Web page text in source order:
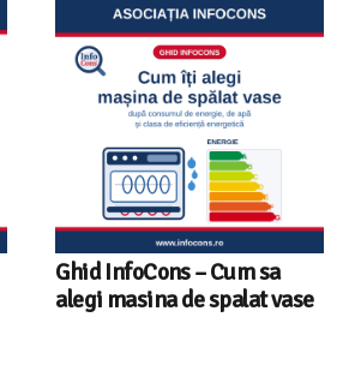
Sunetul la televizor- 8
sfaturi utile ca să auzi clar